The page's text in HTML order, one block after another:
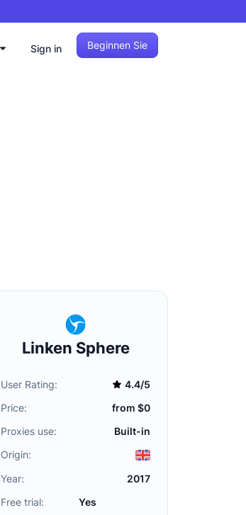
Sign in Beginnen Sie
Linken Sphere
User Rating:
4.4/5
Price:
from $0
Proxies use:
Built-in
Origin:
Year:
2017
Free trial:
Yes